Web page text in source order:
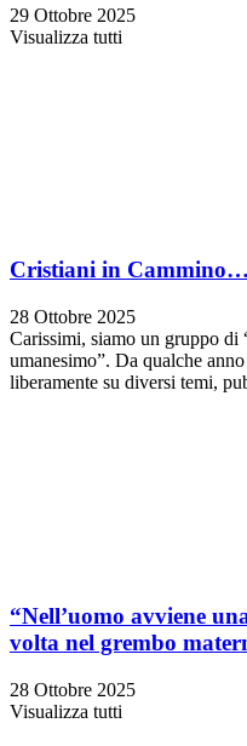
29 Ottobre 2025
Visualizza tutti
Cristiani in
28 Ottobre 2025
Carissimi, siamo un gruppo
umanesimo”. Da qualche
liberamente su diversi temi,
“Nell’uomo avviene
volta nel grembo
28 Ottobre 2025
Visualizza tutti